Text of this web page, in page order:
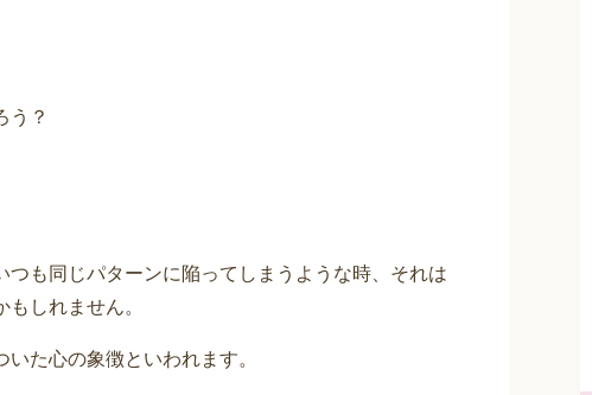
う？
も同じパターンに陥ってしまうような時、それは
しれません。
た心の象徴といわれます。